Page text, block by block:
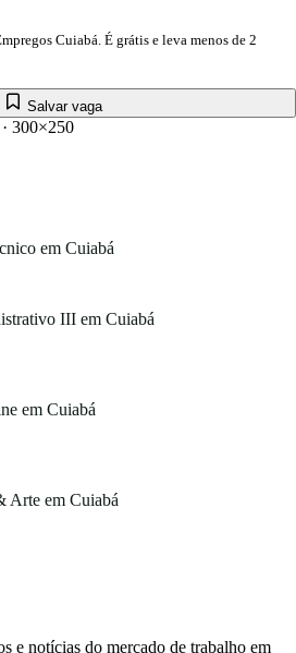
Cuiabá. É grátis e leva menos de 2
Salvar vaga
300×250
em Cuiabá
III em Cuiabá
em Cuiabá
Arte em Cuiabá
e notícias do mercado de trabalho em